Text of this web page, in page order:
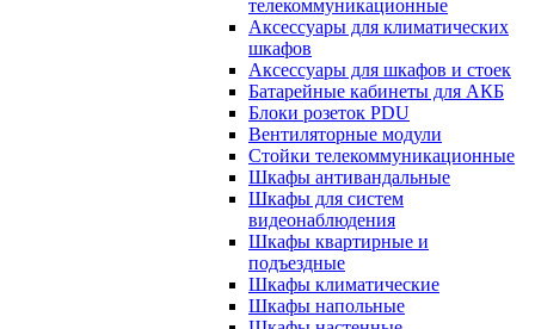
телекоммуникационные
Аксессуары для климатических
шкафов
Аксессуары для шкафов и стоек
Батарейные кабинеты для АКБ
Блоки розеток PDU
Вентиляторные модули
Стойки телекоммуникационные
Шкафы антивандальные
Шкафы для систем
видеонаблюдения
Шкафы квартирные и
подъездные
Шкафы климатические
Шкафы напольные